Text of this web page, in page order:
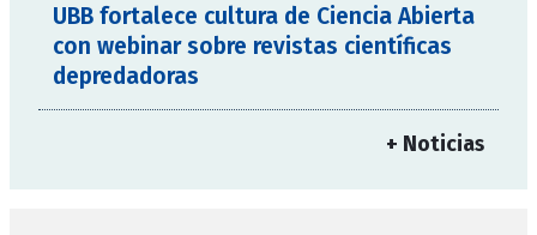
UBB fortalece cultura de Ciencia Abierta
con webinar sobre revistas científicas
depredadoras
+ Noticias